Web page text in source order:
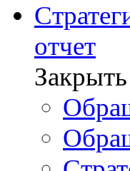
отчет
Закрыть